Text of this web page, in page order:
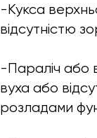
-Кукса
відсутністю
-Параліч або
вуха або
розладами